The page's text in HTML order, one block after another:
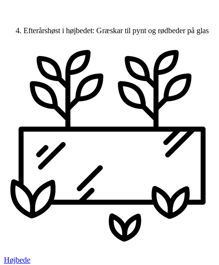
Efterårshøst i højbedet: Græskar til pynt og rødbeder på glas
Højbede